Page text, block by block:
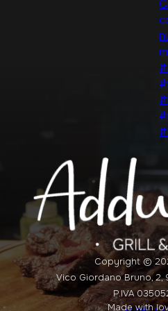
Copyright ©
Vico Giordano Bruno, 2,
P.IVA
Made with